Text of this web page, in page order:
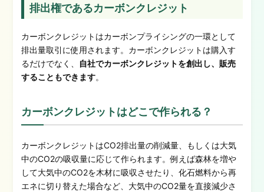
排出権であるカーボンクレジット
カーボンクレジットはカーボンプライシングの一環として
排出量取引に使用されます。カーボンクレジットは購入す
るだけでなく、 自社でカーボンクレジットを創出し、販売
することもできます。
カーボンクレジットはどこで作られる？
カーボンクレジットはCO2排出量の削減量、もしくは大気
中のCO2の吸収量に応じて作られます。例えば森林を増や
して大気中のCO2を木材に吸収させたり、化石燃料から再
エネに切り替えた場合など、大気中のCO2量を直接減少さ